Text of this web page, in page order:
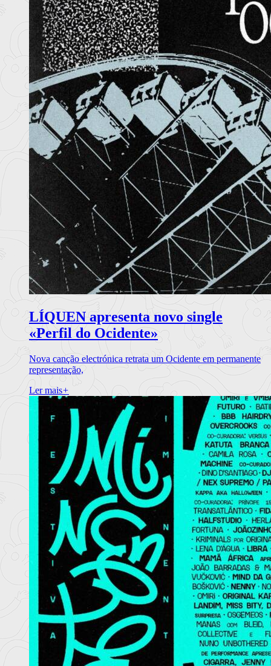
LÍQUEN apresenta novo single
«Perfil do Ocidente»
Nova canção electrónica retrata um Ocidente em permanente
representação,
Ler mais+